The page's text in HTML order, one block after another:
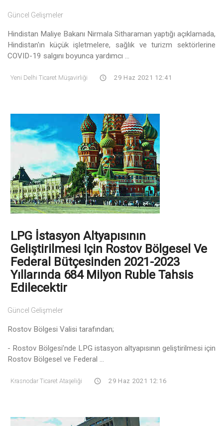
Güncel Gelişmeler
Hindistan Maliye Bakanı Nirmala Sitharaman yaptığı açıklamada,
Hindistan'ın küçük işletmelere, sağlık ve turizm sektörlerine
COVID-19 salgını boyunca yardımcı ...
Yeni Delhi Ticaret Müşavirliği 29 Haz 2021 12:41
LPG İstasyon Altyapısının
Geliştirilmesi Için Rostov Bölgesel Ve
Federal Bütçesinden 2021-2023
Yıllarında 684 Milyon Ruble Tahsis
Edilecektir
Güncel Gelişmeler
Rostov Bölgesi Valisi tarafından;
- Rostov Bölgesi’nde LPG istasyon altyapısının geliştirilmesi için
Rostov Bölgesel ve Federal ...
Krasnodar Ticaret Ataşeliği 29 Haz 2021 12:16